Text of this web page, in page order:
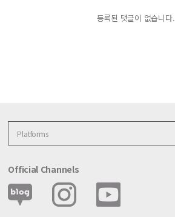
등록된 댓글이 없습니다.
Official Channels